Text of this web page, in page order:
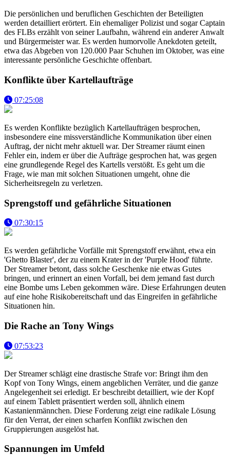
Die persönlichen und beruflichen Geschichten der Beteiligten
werden detailliert erörtert. Ein ehemaliger Polizist und sogar Captain
des FLBs erzählt von seiner Laufbahn, während ein anderer Anwalt
und Bürgermeister war. Es werden humorvolle Anekdoten geteilt,
etwa das Abgeben von 120.000 Paar Schuhen im Oktober, was eine
interessante persönliche Geschichte offenbart.
Konflikte über Kartellaufträge
07:25:08
Es werden Konflikte bezüglich Kartellaufträgen besprochen,
insbesondere eine missverständliche Kommunikation über einen
Auftrag, der nicht mehr aktuell war. Der Streamer räumt einen
Fehler ein, indem er über die Aufträge gesprochen hat, was gegen
eine grundlegende Regel des Kartells verstößt. Es geht um die
Frage, wie man mit solchen Situationen umgeht, ohne die
Sicherheitsregeln zu verletzen.
Sprengstoff und gefährliche Situationen
07:30:15
Es werden gefährliche Vorfälle mit Sprengstoff erwähnt, etwa ein
'Ghetto Blaster', der zu einem Krater in der 'Purple Hood' führte.
Der Streamer betont, dass solche Geschenke nie etwas Gutes
bringen, und erinnert an einen Vorfall, bei dem jemand fast durch
eine Bombe ums Leben gekommen wäre. Diese Erfahrungen deuten
auf eine hohe Risikobereitschaft und das Eingreifen in gefährliche
Situationen hin.
Die Rache an Tony Wings
07:53:23
Der Streamer schlägt eine drastische Strafe vor: Bringt ihm den
Kopf von Tony Wings, einem angeblichen Verräter, und die ganze
Angelegenheit sei erledigt. Er beschreibt detailliert, wie der Kopf
auf einem Tablett präsentiert werden soll, ähnlich einem
Kastanienmännchen. Diese Forderung zeigt eine radikale Lösung
für den Verrat, der einen scharfen Konflikt zwischen den
Gruppierungen ausgelöst hat.
Spannungen im Umfeld